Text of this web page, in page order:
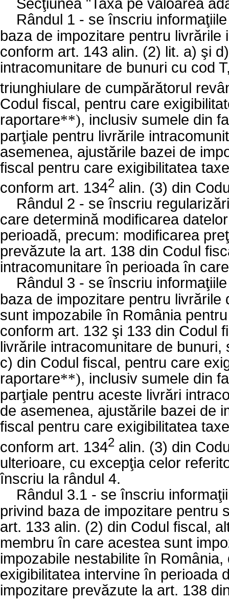
Rândul 1 - se înscriu
baza de impozitare pentru
conform art. 143 alin. (2) lit. a) şi
intracomunitare de bunuri cu cod
triunghiulare de cumpărătorul
Codul fiscal, pentru care
raportare**), inclusiv sumele din
parţiale pentru livrările
asemenea, ajustările bazei de
fiscal pentru care exigibilitatea
conform art. 1342 alin. (3) din
Rândul 2 - se înscriu
care determină modificarea
perioadă, precum: modificarea
prevăzute la art. 138 din Codul
intracomunitare în perioada în
Rândul 3 - se înscriu
baza de impozitare pentru
sunt impozabile în România
conform art. 132 şi 133 din Codul
livrările intracomunitare de
c) din Codul fiscal, pentru care
raportare**), inclusiv sumele din
parţiale pentru aceste livrări
de asemenea, ajustările bazei de
fiscal pentru care exigibilitatea
conform art. 1342 alin. (3) din
ulterioare, cu excepţia celor
înscriu la rândul 4.
Rândul 3.1 - se înscriu
privind baza de impozitare pentru
art. 133 alin. (2) din Codul fiscal,
membru în care acestea sunt
impozabile nestabilite în
exigibilitatea intervine în perioada
impozitare prevăzute la art. 138